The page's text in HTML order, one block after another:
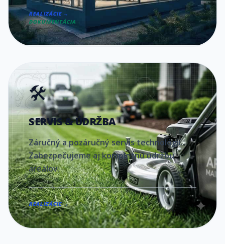
REALIZÁCIE →
DOKUMENTÁCIA ↓
🛠️
SERVIS & ÚDRŽBA
Záručný a pozáručný servis technológií.
Zabezpečujeme aj kompletnú údržbu
areálov.
REALIZÁCIE →